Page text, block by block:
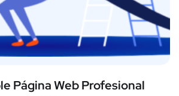
Página Web Profesional